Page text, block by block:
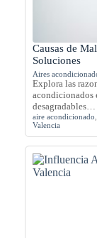
Causas de
Soluciones
Aires
Explora las
acondicionados
desagradables…
aire acondicionado
Valencia